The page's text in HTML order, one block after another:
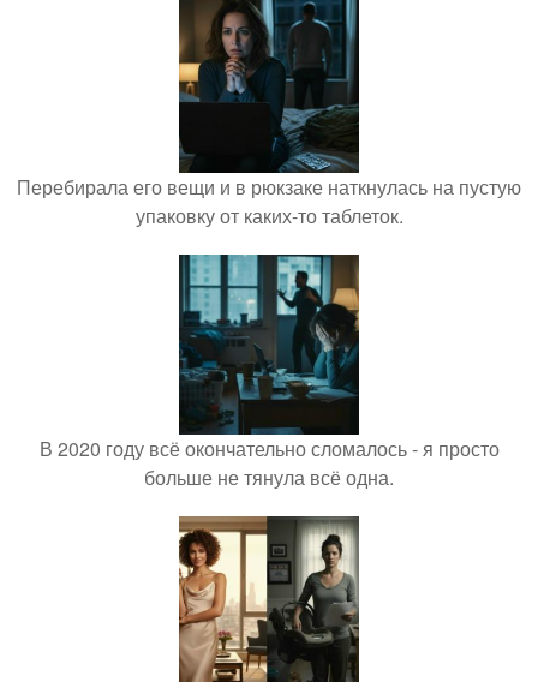
Перебирала его вещи и в рюкзаке наткнулась на пустую
упаковку от каких-то таблеток.
В 2020 году всё окончательно сломалось - я просто
больше не тянула всё одна.